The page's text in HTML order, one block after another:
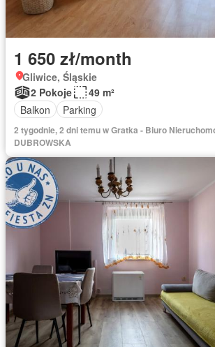
1 650 zł/month
Gliwice, Śląskie
2 Pokoje
49 m²
Balkon
Parking
2 tygodnie, 2 dni temu w Gratka - Biuro
DUBROWSKA